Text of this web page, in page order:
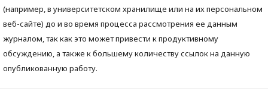
(например, в университетском хранилище или на их персональном
веб-сайте) до и во время процесса рассмотрения ее данным
журналом, так как это может привести к продуктивному
обсуждению, а также к большему количеству ссылок на данную
опубликованную работу.